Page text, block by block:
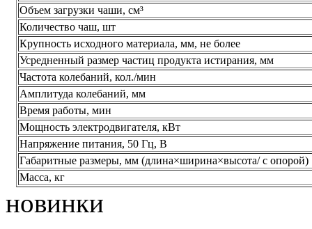
Объем загрузки чаши, см³
Количество чаш, шт
Крупность исходного материала, мм, не более
Усредненный размер частиц продукта истирания, мм
Частота колебаний, кол./мин
Амплитуда колебаний, мм
Время работы, мин
Мощность электродвигателя, кВт
Напряжение питания, 50 Гц, В
Габаритные размеры, мм (длина×ширина×высота/ с опорой)
Масса, кг
новинки